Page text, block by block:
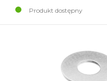
Produkt dostępny